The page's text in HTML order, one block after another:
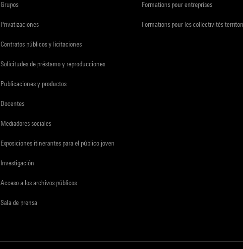
Grupos
Privatizaciones
Contratos públicos y licitaciones
Solicitudes de préstamo y reproducciones
Publicaciones y productos
Docentes
Mediadores sociales
Exposiciones itinerantes para el público joven
Investigación
Acceso a los archivos públicos
Sala de prensa
Formations pour entreprises
Formations pour les collectivités